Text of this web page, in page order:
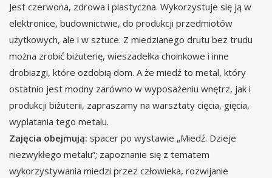
Jest czerwona, zdrowa i plastyczna. Wykorzystuje się ją w
elektronice, budownictwie, do produkcji przedmiotów
użytkowych, ale i w sztuce. Z miedzianego drutu bez trudu
można zrobić biżuterię, wieszadełka choinkowe i inne
drobiazgi, które ozdobią dom. A że miedź to metal, który
ostatnio jest modny zarówno w wyposażeniu wnętrz, jak i
produkcji biżuterii, zapraszamy na warsztaty cięcia, gięcia,
wyplatania tego metalu.
Zajęcia obejmują: spacer po wystawie „Miedź. Dzieje
niezwykłego metalu”; zapoznanie się z tematem
wykorzystywania miedzi przez człowieka, rozwijanie